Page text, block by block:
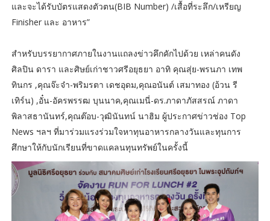
และจะได้รับบัตรแสดงตัวตน(BIB Number) /เสื้อที่ระลึก/เหรียญ
Finisher และ อาหาร”
สำหรับบรรยากาศภายในงานแถลงข่าวคึกคักไปด้วย เหล่าคนดัง
ศิลปิน ดารา และศิษย์เก่าชาวศรีอยุธยา อาทิ คุณสุ่ย-พรนภา เทพ
ทินกร ,คุณจ๊ะจ๋า-พริมรตา เดชอุดม,คุณอนันต์ เสมาทอง (อ้วน รี
เทิร์น) ,อั๋น-อัครพรรฒ บุนนาค,คุณเมนี่-ดร.ภาดาภัสสรณ์ ภาดา
พิลาสธานันทร์,คุณต๊อบ-วุฒินันทน์ นาฮิม ผู้ประกาศข่าวช่อง Top
News ฯลฯ ที่มาร่วมแรงร่วมใจหาทุนอาหารกลางวันและทุนการ
ศึกษาให้กับนักเรียนที่ขาดแคลนทุนทรัพย์ในครั้งนี้